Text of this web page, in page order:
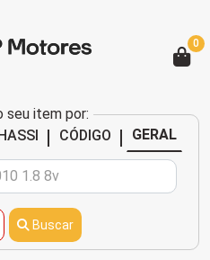
seu item por:
| CÓDIGO | GERAL
Buscar
0